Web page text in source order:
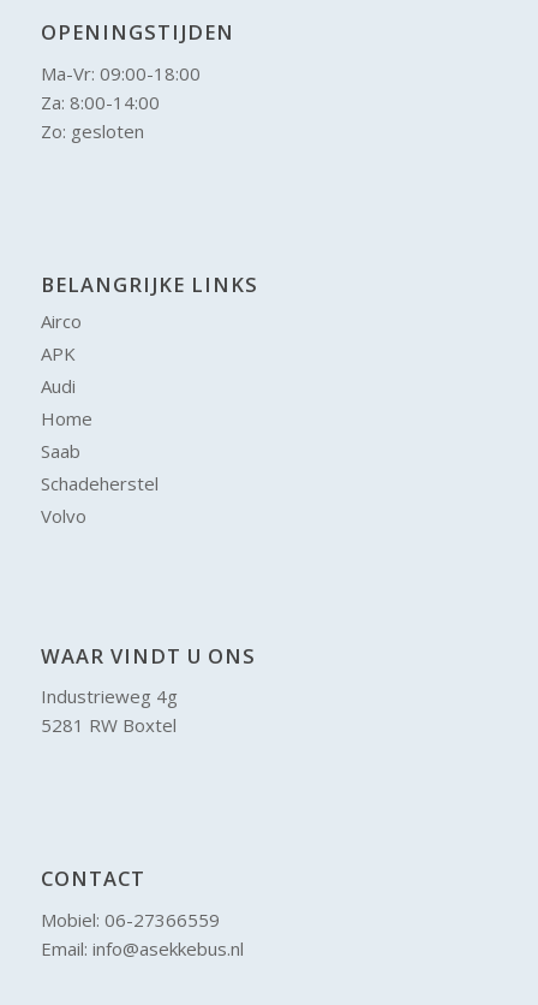
OPENINGSTIJDEN
Ma-Vr: 09:00-18:00
Za: 8:00-14:00
Zo: gesloten
BELANGRIJKE LINKS
Airco
APK
Audi
Home
Saab
Schadeherstel
Volvo
WAAR VINDT U ONS
Industrieweg 4g
5281 RW Boxtel
CONTACT
Mobiel: 06-27366559
Email: info@asekkebus.nl